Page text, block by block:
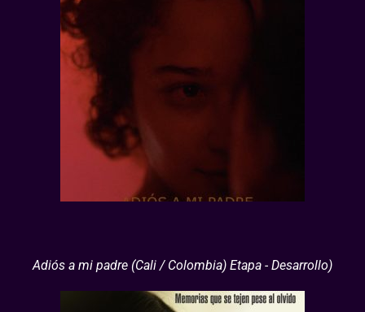
Adiós a mi padre (Cali / Colombia) Etapa - Desarrollo)